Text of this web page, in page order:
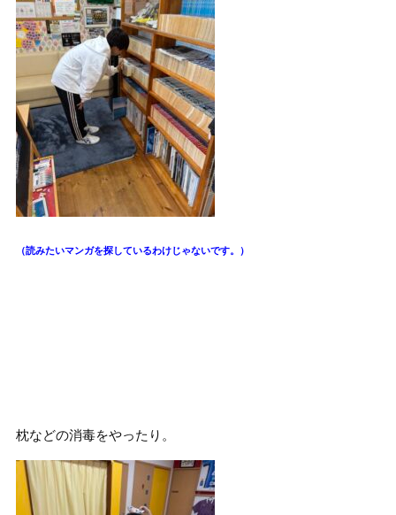
（読みたいマンガを探しているわけじゃないです。）
枕などの消毒をやったり。